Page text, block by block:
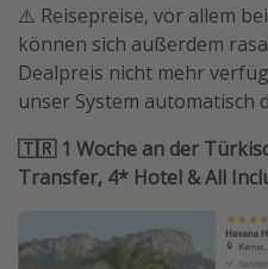
⚠️ Reisepreise, vor allem bei
können sich außerdem
Dealpreis nicht mehr
unser System automatisch
🇹🇷 1 Woche an der
Transfer, 4* Hotel & All